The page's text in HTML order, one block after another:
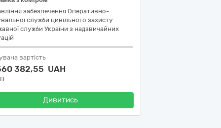
забезпечення Оперативно-
служби цивільного захисту
служби України з надзвичайних
вартість
382,55 UAH
Дивитись